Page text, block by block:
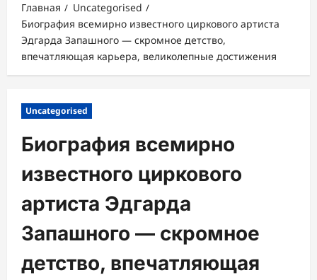
Главная
Uncategorised
Биография всемирно известного циркового артиста
Эдгарда Запашного — скромное детство,
впечатляющая карьера, великолепные достижения
Uncategorised
Биография всемирно
известного циркового
артиста Эдгарда
Запашного — скромное
детство, впечатляющая